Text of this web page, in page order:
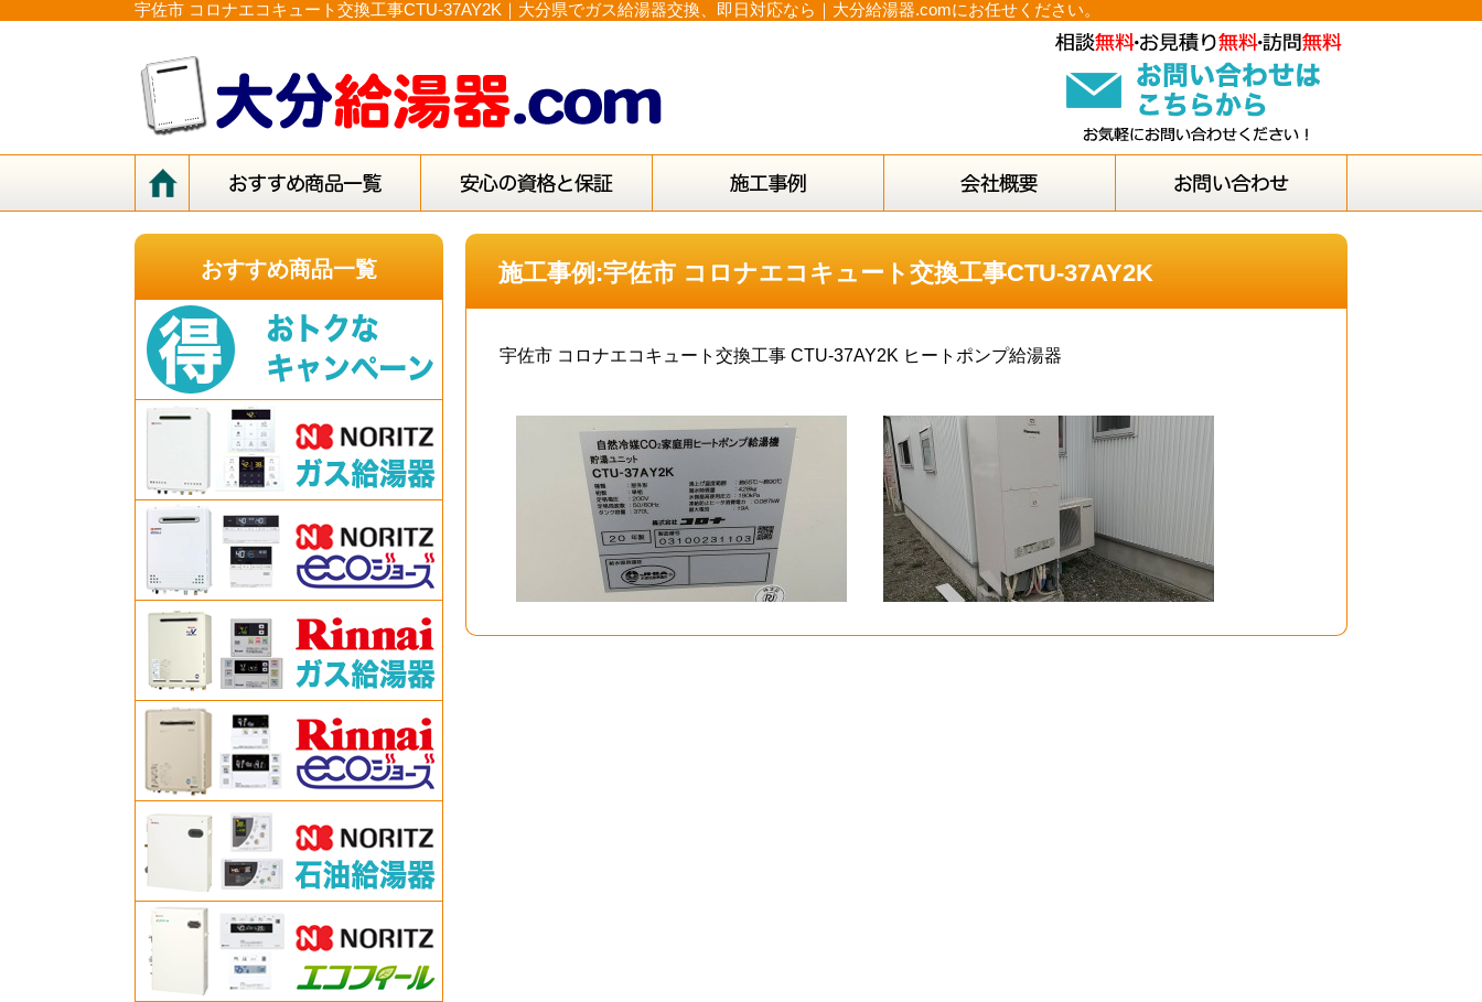
宇佐市 コロナエコキュート交換工事CTU-37AY2K｜大分県でガス給湯器交換、即日対応なら｜大分給湯器.comにお任せください。
施工事例:宇佐市 コロナエコキュート交換工事CTU-37AY2K
宇佐市 コロナエコキュート交換工事 CTU-37AY2K ヒートポンプ給湯器
おすすめ商品一覧